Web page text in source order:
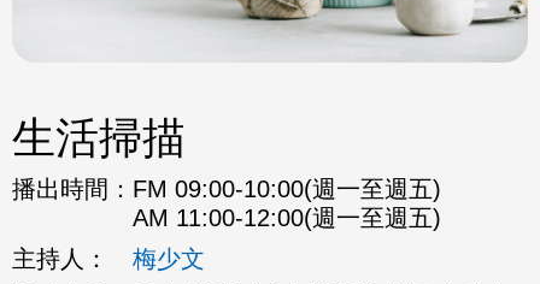
生活掃描
播出時間： FM 09:00-10:00(週一至週五)
AM 11:00-12:00(週一至週五)
主持人：
梅少文